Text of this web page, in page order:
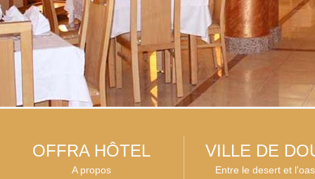
OFFRA HÔTEL
A propos
VILLE DE
Entre le desert et